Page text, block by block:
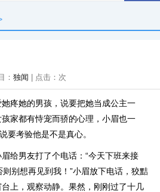
： 独闻 | 点击： 次
疼她的男孩，说要把她当成公主一
家都有恃宠而骄的心理，小眉也一
要考验他是不是真心。
给男友打了个电话：“今天下班来接
别想再见到我！”小眉放下电话，狡黠
上，观察动静。果然，刚刚过了十几